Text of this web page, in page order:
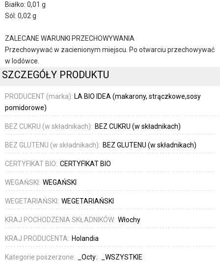
Białko: 0,01 g
Sól: 0,02 g
ZALECANE WARUNKI PRZECHOWYWANIA
Przechowywać w zacienionym miejscu. Po otwarciu przechowywać
w lodówce.
SZCZEGÓŁY PRODUKTU
PRODUCENT (marka): LA BIO IDEA (makarony, strączkowe,sosy
pomidorowe)
BEZ CUKRU (w składnikach): BEZ CUKRU (w składnikach)
BEZ GLUTENU (w składnikach): BEZ GLUTENU (w składnikach)
CERTYFIKAT BIO: CERTYFIKAT BIO
WEGAŃSKI: WEGAŃSKI
WEGETARIAŃSKI: WEGETARIAŃSKI
KRAJ POCHODZENIA SKŁADNIKÓW: Włochy
KRAJ PRODUCENTA: Holandia
Kategorie poszerzone: _Octy _WSZYSTKIE